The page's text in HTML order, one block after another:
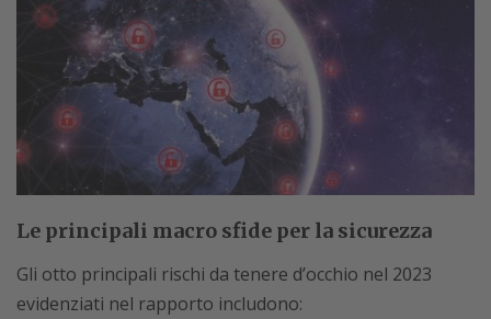
Le principali macro sfide per la sicurezza
Gli otto principali rischi da tenere d’occhio nel 2023
evidenziati nel rapporto includono: